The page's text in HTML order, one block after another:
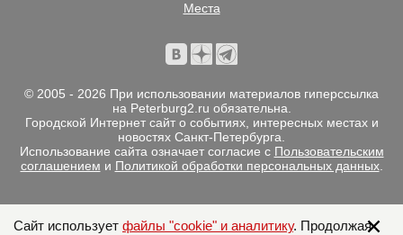
Места
© 2005 - 2026 При использовании материалов гиперссылка
на Peterburg2.ru обязательна.
Городской Интернет сайт о событиях, интересных местах и
новостях Санкт-Петербурга.
Использование сайта означает согласие с Пользовательским
соглашением и Политикой обработки персональных данных.
Сайт использует файлы "cookie" и аналитику. Продолжая